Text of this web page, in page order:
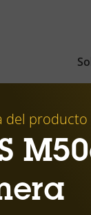
del producto